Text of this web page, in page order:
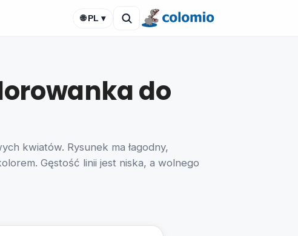
🌐 PL ▾
do
kwiatów. Rysunek ma łagodny,
Gęstość linii jest niska, a wolnego